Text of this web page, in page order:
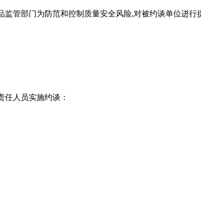
管部门为防范和控制质量安全风险,对被约谈单位进行
人员实施约谈：